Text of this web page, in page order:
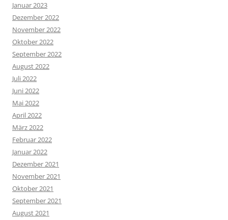
Januar 2023
Dezember 2022
November 2022
Oktober 2022
September 2022
August 2022
Juli 2022
Juni 2022
Mai 2022
April 2022
März 2022
Februar 2022
Januar 2022
Dezember 2021
November 2021
Oktober 2021
September 2021
August 2021